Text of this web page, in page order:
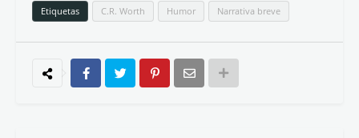
Etiquetas C.R. Worth Humor Narrativa breve